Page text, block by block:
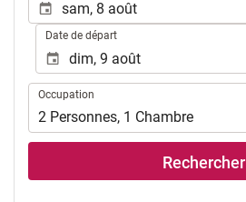
Date de départ
Occupation
Occupation
2 Personnes, 1 Chambre
Rechercher